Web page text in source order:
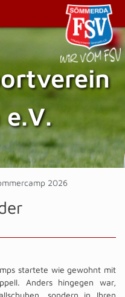
2026
startete wie gewohnt mit
Anders hingegen war,
sondern in Ihren